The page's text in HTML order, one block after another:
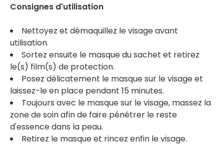
Consignes d'utilisation
Nettoyez et démaquillez le visage avant
utilisation.
Sortez ensuite le masque du sachet et retirez
le(s) film(s) de protection.
Posez délicatement le masque sur le visage et
laissez-le en place pendant 15 minutes.
Toujours avec le masque sur le visage, massez la
zone de soin afin de faire pénétrer le reste
d'essence dans la peau.
Retirez le masque et rincez enfin le visage.